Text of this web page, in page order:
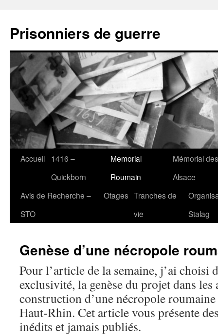
contenu
Prisonniers de guerre
Accueil
1416 –
Quickborn
Memorial
Roumain
Mémorial
Alsace
Avis de Recherche –
STO
Otages Tranches de
vie
Stalag
Genèse d’une nécropole
Pour l’article de la semaine, j’ai choisi
exclusivité, la genèse du projet dans les
construction d’une nécropole
Haut-Rhin. Cet article vous présente
inédits et jamais publiés.